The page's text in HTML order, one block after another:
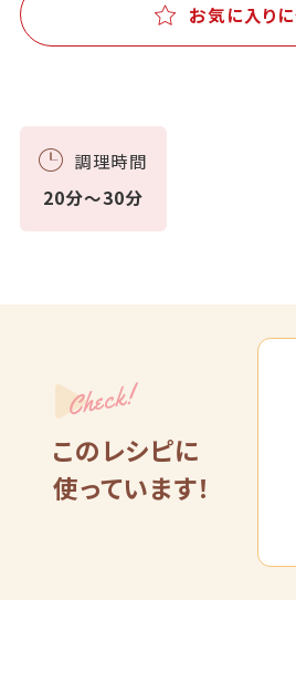
お気に入り
調理時間
20分～30分
Check!
このレシピに
使っています！